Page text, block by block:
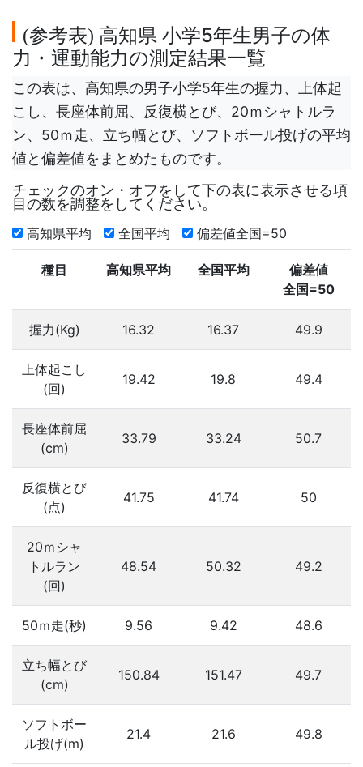
(参考表) 高知県 小学5年生男子の体
力・運動能力の測定結果一覧
この表は、高知県の男子小学5年生の握力、上体起
こし、長座体前屈、反復横とび、20ｍシャトルラ
ン、50ｍ走、立ち幅とび、ソフトボール投げの平均
値と偏差値をまとめたものです。
チェックのオン・オフをして下の表に表示させる項
目の数を調整をしてください。
高知県平均 全国平均 偏差値全国=50
種目 高知県平均 全国平均
偏差値
全国=50
握力(Kg) 16.32 16.37 49.9
上体起こし
(回)
19.42 19.8 49.4
長座体前屈
(cm)
33.79 33.24 50.7
反復横とび
(点)
41.75 41.74 50
20ｍシャ
トルラン
(回)
48.54 50.32 49.2
50ｍ走(秒) 9.56 9.42 48.6
立ち幅とび
(cm)
150.84 151.47 49.7
ソフトボー
ル投げ(m)
21.4 21.6 49.8